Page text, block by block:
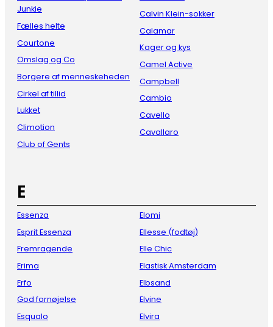
Junkie
Fælles helte
Courtone
Omslag og Co
Borgere af menneskeheden
Cirkel af tillid
Lukket
Climotion
Club of Gents
Calvin Klein-sokker
Calamar
Kager og kys
Camel Active
Campbell
Cambio
Cavello
Cavallaro
E
Essenza
Esprit Essenza
Fremragende
Erima
Erfo
God fornøjelse
Esqualo
Elomi
Ellesse (fodtøj)
Elle Chic
Elastisk Amsterdam
Elbsand
Elvine
Elvira